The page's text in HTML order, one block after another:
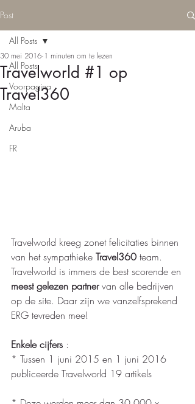
Post
All Posts
Voorpagina
Malta
Aruba
FR
All Posts
Travelworld #1 op
Travel360
30 mei 2016 1 minuten om te lezen
Travelworld kreeg zonet felicitaties binnen
van het sympathieke Travel360 team.
Travelworld is immers de best scorende en
meest gelezen partner van alle bedrijven
op de site. Daar zijn we vanzelfsprekend
ERG tevreden mee!
Enkele cijfers :
* Tussen 1 juni 2015 en 1 juni 2016
publiceerde Travelworld 19 artikels